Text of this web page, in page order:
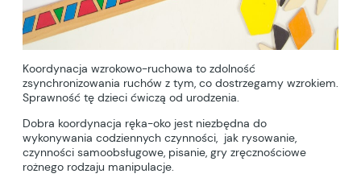
Koordynacja wzrokowo-ruchowa to zdolność
zsynchronizowania ruchów z tym, co dostrzegamy wzrokiem.
Sprawność tę dzieci ćwiczą od urodzenia.
Dobra koordynacja ręka-oko jest niezbędna do
wykonywania codziennych czynności, jak rysowanie,
czynności samoobsługowe, pisanie, gry zręcznościowe
rożnego rodzaju manipulacje.